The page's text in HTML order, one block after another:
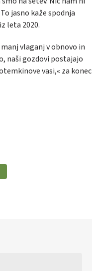
jasno kaže spodnja
leta 2020.
manj vlaganj v obnovo in
naši gozdovi postajajo
vasi,« za konec